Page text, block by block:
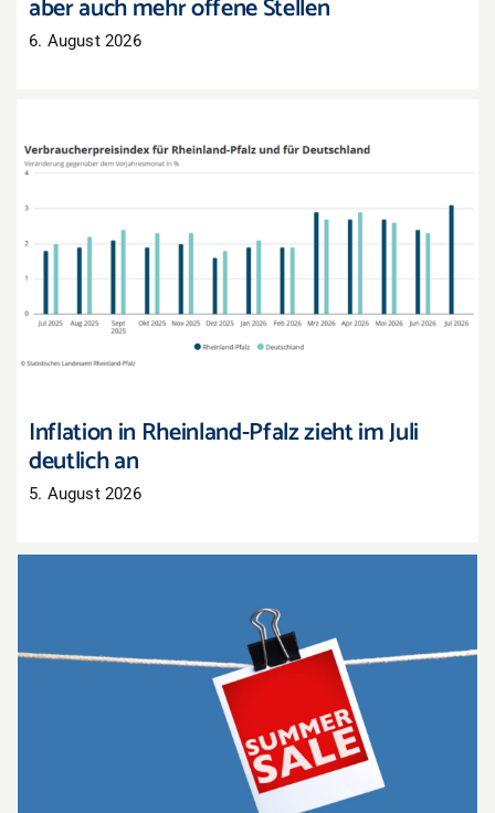
aber auch mehr offene Stellen
6. August 2026
Inflation in Rheinland-Pfalz zieht im Juli deutlich
Inflation in Rheinland-Pfalz zieht im Juli
deutlich an
5. August 2026
Sommerschlussverkauf: Nur noch wenige Tage,
um Lagerbestände zu räumen